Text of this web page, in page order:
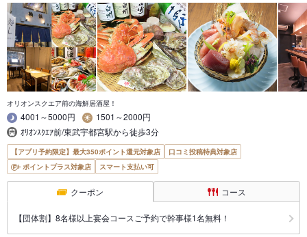
オリオンスクエア前の海鮮居酒屋！
4001～5000円
1501～2000円
ｵﾘｵﾝｽｸｴｱ前/東武宇都宮駅から徒歩3分
【アプリ予約限定】最大350ポイント還元対象店
口コミ投稿特典対象店
ポイントプラス対象店
スマート支払い可
クーポン コース
【団体割】8名様以上宴会コースご予約で幹事様1名無料！